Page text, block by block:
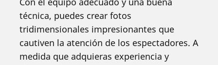
técnica, puedes crear fotos
tridimensionales impresionantes que
cautiven la atención de los espectadores. A
medida que adquieras experiencia y